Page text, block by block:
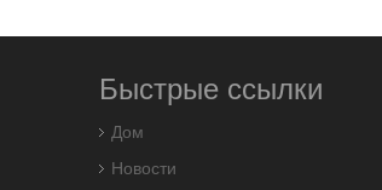
Быстрые ссылки
Дом
Новости